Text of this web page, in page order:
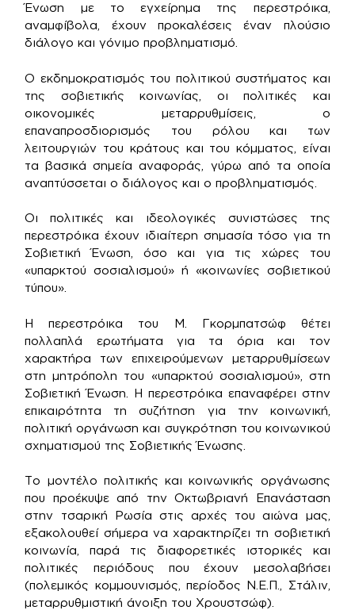
Ένωση με το εγχείρημα της περεστρόικα,
αναμφίβολα, έχουν προκαλέσεις έναν πλούσιο
διάλογο και γόνιμο προβληματισμό.
Ο εκδημοκρατισμός του πολιτικού συστήματος και
της σοβιετικής κοινωνίας, οι πολιτικές και
οικονομικές μεταρρυθμίσεις, ο
επαναπροσδιορισμός του ρόλου και των
λειτουργιών του κράτους και του κόμματος, είναι
τα βασικά σημεία αναφοράς, γύρω από τα οποία
αναπτύσσεται ο διάλογος και ο προβληματισμός.
Οι πολιτικές και ιδεολογικές συνιστώσες της
περεστρόικα έχουν ιδιαίτερη σημασία τόσο για τη
Σοβιετική Ένωση, όσο και για τις χώρες του
«υπαρκτού σοσιαλισμού» ή «κοινωνίες σοβιετικού
τύπου».
Η περεστρόικα του Μ. Γκορμπατσώφ θέτει
πολλαπλά ερωτήματα για τα όρια και τον
χαρακτήρα των επιχειρούμενων μεταρρυθμίσεων
στη μητρόπολη του «υπαρκτού σοσιαλισμού», στη
Σοβιετική Ένωση. Η περεστρόικα επαναφέρει στην
επικαιρότητα τη συζήτηση για την κοινωνική,
πολιτική οργάνωση και συγκρότηση του κοινωνικού
σχηματισμού της Σοβιετικής Ένωσης.
Το μοντέλο πολιτικής και κοινωνικής οργάνωσης
που προέκυψε από την Οκτωβριανή Επανάσταση
στην τσαρική Ρωσία στις αρχές του αιώνα μας,
εξακολουθεί σήμερα να χαρακτηρίζει τη σοβιετική
κοινωνία, παρά τις διαφορετικές ιστορικές και
πολιτικές περιόδους που έχουν μεσολαβήσει
(πολεμικός κομμουνισμός, περίοδος Ν.Ε.Π., Στάλιν,
μεταρρυθμιστική άνοιξη του Χρουστσώφ).